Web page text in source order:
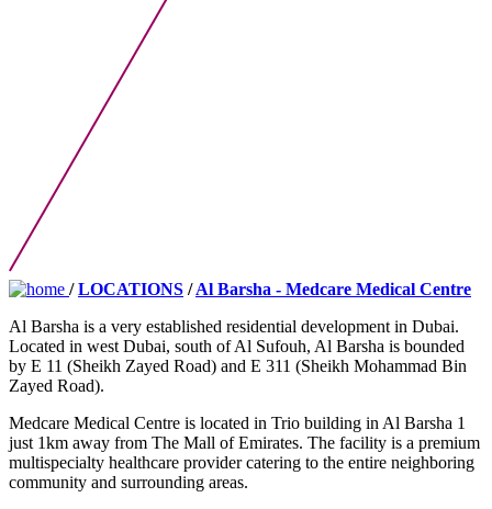
/LOCATIONS /Al Barsha - Medcare Medical Centre
Al Barsha is a very established residential development in Dubai.
Located in west Dubai, south of Al Sufouh, Al Barsha is bounded
by E 11 (Sheikh Zayed Road) and E 311 (Sheikh Mohammad Bin
Zayed Road).
Medcare Medical Centre is located in Trio building in Al Barsha 1
just 1km away from The Mall of Emirates. The facility is a premium
multispecialty healthcare provider catering to the entire neighboring
community and surrounding areas.